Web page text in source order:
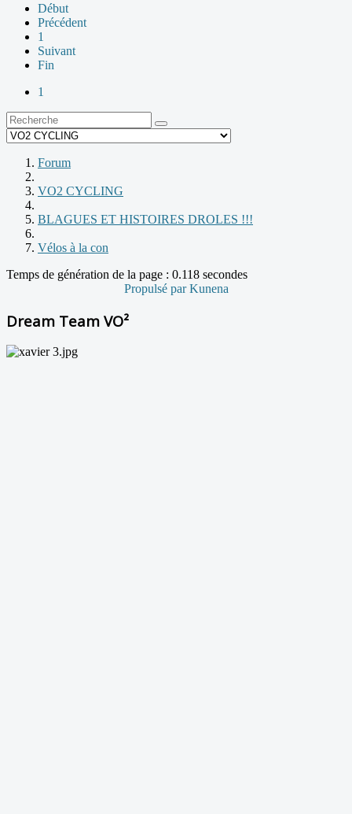
Début
Précédent
1
Suivant
Fin
1
Forum
VO2 CYCLING
BLAGUES ET HISTOIRES DROLES !!!
Vélos à la con
Temps de génération de la page : 0.118 secondes
Propulsé parKunena
Dream Team VO²